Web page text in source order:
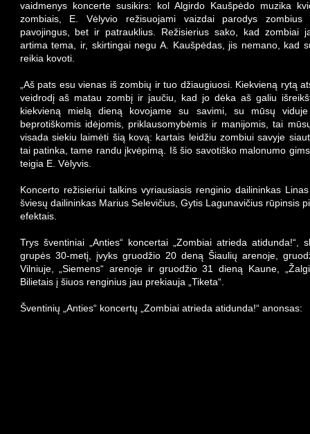
vaidmenys koncerte susikirs: kol Algirdo Kaušpėdo muzika
zombiais, E. Vėlyvio režisuojami vaizdai parodys
pavojingus, bet ir patrauklius. Režisierius sako, kad zombiai
artima tema, ir, skirtingai negu A. Kaušpėdas, jis nemano, kad
reikia kovoti.
„Aš pats esu vienas iš zombių ir tuo džiaugiuosi. Kiekvieną rytą
veidrodį aš matau zombį ir jaučiu, kad jo dėka aš galiu
kiekvieną mielą dieną kovojame su savimi, su mūsų viduje
beprotiškomis idėjomis, priklausomybėmis ir manijomis, tai
visada siekiu laimėti šią kovą: kartais leidžiu zombiui savyje
tai patinka, tame randu įkvėpimą. Iš šio savotiško malonumo
teigia E. Vėlyvis.
Koncerto režisieriui talkins vyriausiasis renginio dailininkas
šviesų dailininkas Marius Selevičius, Gytis Lagunavičius rūpinsis
efektais.
Trys šventiniai „Anties“ koncertai „Zombiai atrieda atidunda!“,
grupės 30-metį, įvyks gruodžio 20 deną Šiaulių arenoje,
Vilniuje, „Siemens“ arenoje ir gruodžio 31 dieną Kaune,
Bilietais į šiuos renginius jau prekiauja „Tiketa“.
Šventinių „Anties“ koncertų „Zombiai atrieda atidunda!“ anonsas: